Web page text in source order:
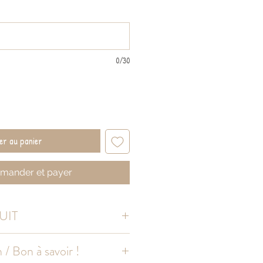
0/30
au panier
et payer
/ Bon à savoir !